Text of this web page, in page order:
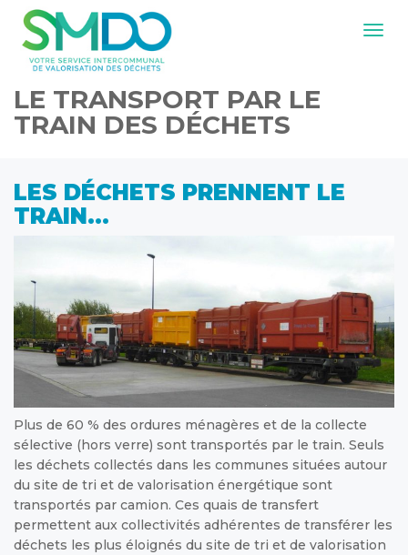
LE TRANSPORT PAR LE
TRAIN DES DÉCHETS
LES DÉCHETS PRENNENT LE
TRAIN…
Plus de 60 % des ordures ménagères et de la collecte
sélective (hors verre) sont transportés par le train. Seuls
les déchets collectés dans les communes situées autour
du site de tri et de valorisation énergétique sont
transportés par camion. Ces quais de transfert
permettent aux collectivités adhérentes de transférer les
déchets les plus éloignés du site de tri et de valorisation